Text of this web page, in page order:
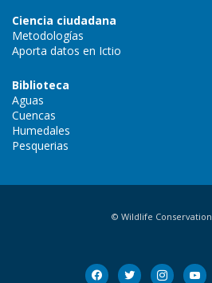
Ciencia ciudadana
Metodologías
Aporta datos en Ictio
Biblioteca
Aguas
Cuencas
Humedales
Pesquerias
© Wildlife
facebook
twitter instagram